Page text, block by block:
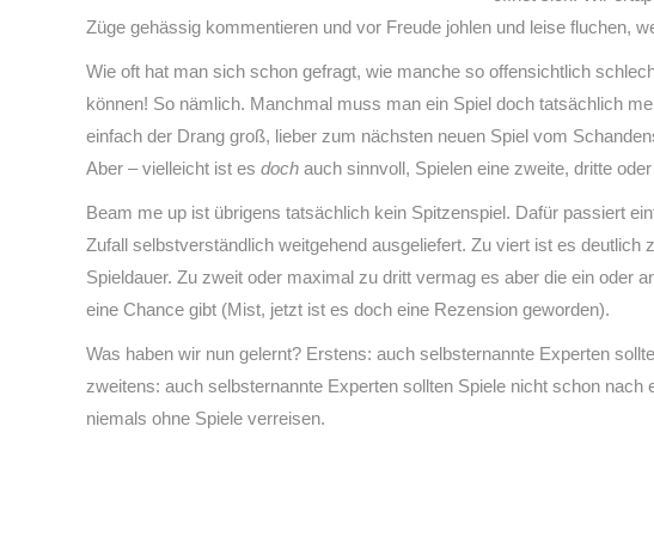
Züge gehässig kommentieren und vor Freude johlen und leise fluchen,
Wie oft hat man sich schon gefragt, wie manche so offensichtlich
können! So nämlich. Manchmal muss man ein Spiel doch tatsächlich
einfach der Drang groß, lieber zum nächsten neuen Spiel vom
Aber – vielleicht ist es doch auch sinnvoll, Spielen eine zweite, dritte
Beam me up ist übrigens tatsächlich kein Spitzenspiel. Dafür passiert
Zufall selbstverständlich weitgehend ausgeliefert. Zu viert ist es
Spieldauer. Zu zweit oder maximal zu dritt vermag es aber die ein oder
eine Chance gibt (Mist, jetzt ist es doch eine Rezension geworden).
Was haben wir nun gelernt? Erstens: auch selbsternannte Experten
zweitens: auch selbsternannte Experten sollten Spiele nicht schon nach
niemals ohne Spiele verreisen.